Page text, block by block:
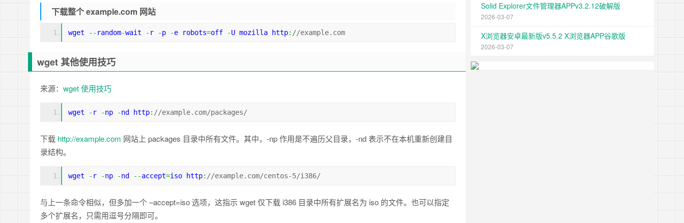
下载整个 example.com 网站
wget -- random-wait - r -p -e robots=off -U mozilla http: //example.com
wget 其他使用技巧
来源： wget 使用技巧
wget - r -np -nd http: //example.com/packages/
下载 http://example.com 网站上 packages 目录中所有文件。其中，-np 作用是不遍历父目录，-nd 表示不在本机重新创建目
录结构。
wget - r -np -nd --accept=iso http: //example.com/centos-5/i386/
与上一条命令相似，但多加一个 –accept=iso 选项，这指示 wget 仅下载 i386 目录中所有扩展名为 iso 的文件。也可以指定
多个扩展名，只需用逗号分隔即可。
Solid Explorer文件管理器APPv3.2.12破解版
2026-03-07
X浏览器安卓最新版v5.5.2 X浏览器APP谷歌版
2026-03-07